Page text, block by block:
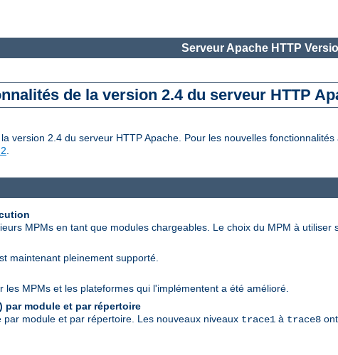
Serveur Apache HTTP
de la version 2.4 du serveur HTTP
version 2.4 du serveur HTTP Apache. Pour les nouvelles
.
MPMs en tant que modules chargeables. Le choix du MPM à utiliser
maintenant pleinement supporté.
MPMs et les plateformes qui l'implémentent a été amélioré.
module et par répertoire
module et par répertoire. Les nouveaux niveaux trace1 à trace8